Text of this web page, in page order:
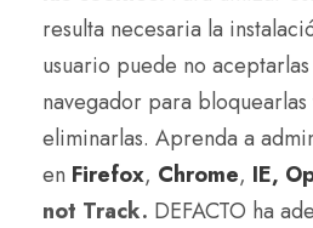
resulta necesaria la
usuario puede no
navegador para bloquearlas
eliminarlas. Aprenda a
en Firefox, Chrome, IE,
not Track. DEFACTO ha